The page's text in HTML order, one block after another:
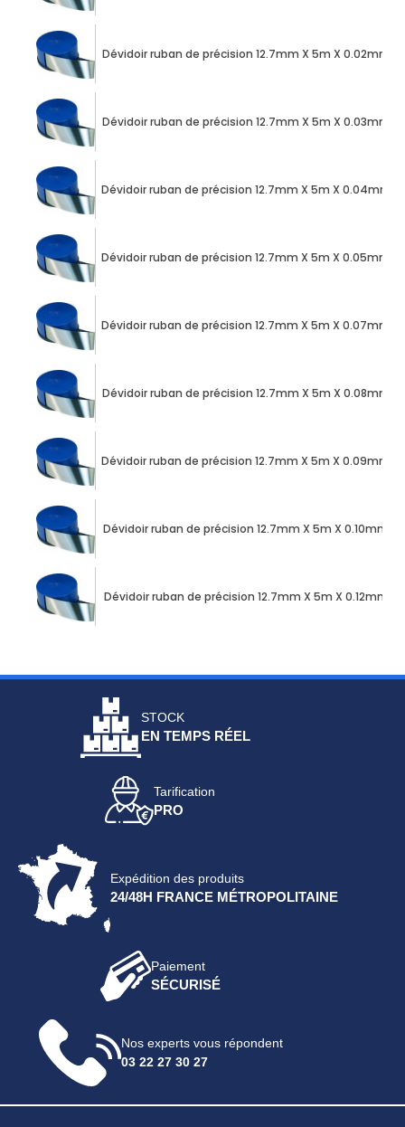
Dévidoir ruban de précision 12.7mm X 5m X 0.02mm
Dévidoir ruban de précision 12.7mm X 5m X 0.03mm
Dévidoir ruban de précision 12.7mm X 5m X 0.04mm
Dévidoir ruban de précision 12.7mm X 5m X 0.05mm
Dévidoir ruban de précision 12.7mm X 5m X 0.07mm
Dévidoir ruban de précision 12.7mm X 5m X 0.08mm
Dévidoir ruban de précision 12.7mm X 5m X 0.09mm
Dévidoir ruban de précision 12.7mm X 5m X 0.10mm
Dévidoir ruban de précision 12.7mm X 5m X 0.12mm
STOCK
EN TEMPS RÉEL
Tarification
PRO
Expédition des produits
24/48H FRANCE MÉTROPOLITAINE
Paiement
SÉCURISÉ
Nos experts vous répondent
03 22 27 30 27